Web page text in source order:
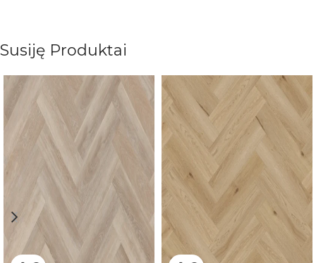
Susiję Produktai